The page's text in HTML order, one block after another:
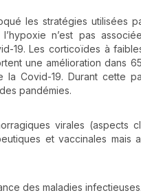
les stratégies utilisées
n’est pas
19. Les corticoïdes à
une amélioration dans
Covid-19. Durant cette
pandémies.
virales (aspects
et vaccinales mais
des maladies infectieuses.